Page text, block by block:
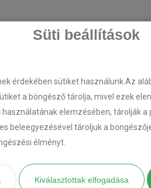
Süti beállítások
érdekében sütiket használunk.Az
a böngésző tárolja, mivel ezek
elemzésében, tárolják
beleegyezésével tároljuk a
élményt.
Kiválasztottak elfogadása